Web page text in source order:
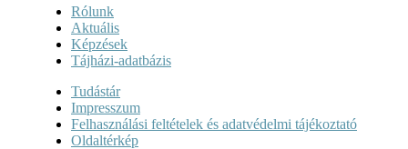
Rólunk
Aktuális
Képzések
Tájházi-adatbázis
Tudástár
Impresszum
Felhasználási feltételek és adatvédelmi tájékoztató
Oldaltérkép